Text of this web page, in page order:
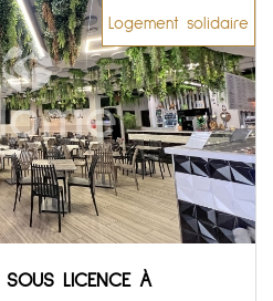
Logement solidaire
SOUS LICENCE À